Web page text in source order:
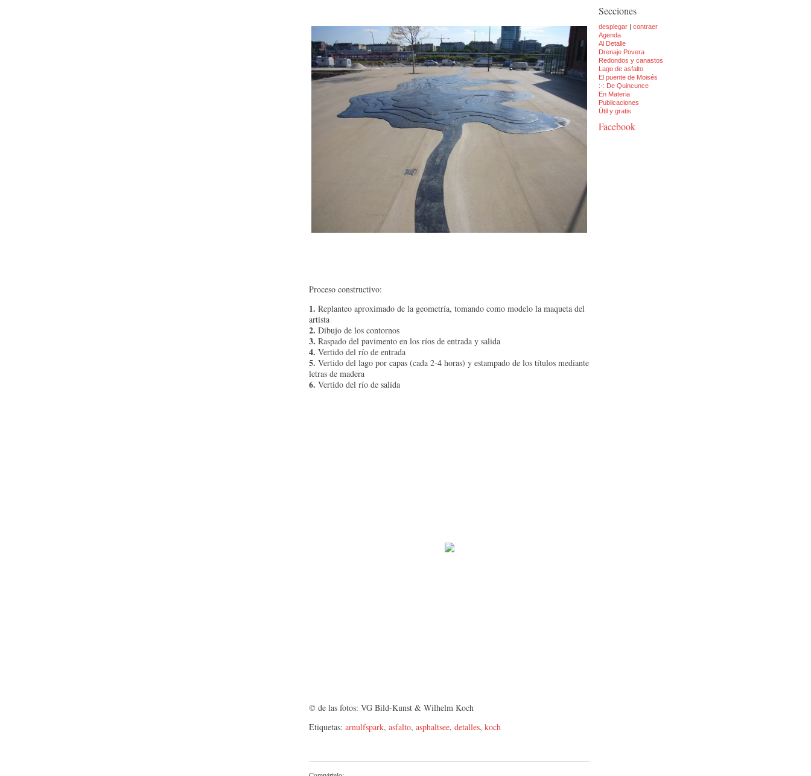
Proceso constructivo:
1. Replanteo aproximado de la geometría, tomando como modelo la maqueta del
artista
2. Dibujo de los contornos
3. Raspado del pavimento en los ríos de entrada y salida
4. Vertido del río de entrada
5. Vertido del lago por capas (cada 2-4 horas) y estampado de los títulos mediante
letras de madera
6. Vertido del río de salida
© de las fotos: VG Bild-Kunst & Wilhelm Koch
Etiquetas: arnulfspark, asfalto, asphaltsee, detalles, koch
Secciones
desplegar | contraer
Agenda
Al Detalle
Drenaje Povera
Redondos y canastos
Lago de asfalto
El puente de Moisés
:·: De Quincunce
En Materia
Publicaciones
Útil y gratis
Facebook